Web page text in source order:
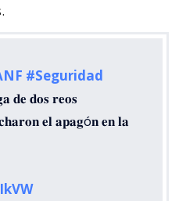
#Seguridad
𝐝𝐞 𝐝𝐨𝐬 𝐫𝐞𝐨𝐬
𝐞𝐥 𝐚𝐩𝐚𝐠ó𝐧 𝐞𝐧 𝐥𝐚